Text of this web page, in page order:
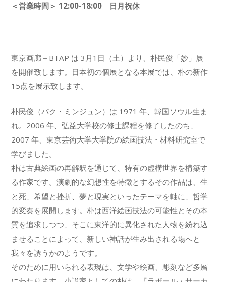
＜営業時間＞ 12:00-18:00 日月祝休
東京画廊＋BTAP は 3月1日（土）より、朴民俊「妙」展
を開催致します。日本初の個展となる本展では、朴の新作
15点を展示致します。
朴民俊（パク・ミンジュン）は 1971 年、韓国ソウル生ま
れ。2006 年、弘益大学校の修士課程を修了したのち、
2007 年、東京芸術大学大学院の絵画技法・材料研究室で
学びました。
朴は古典絵画の再解釈を通じて、特有の虚構世界を構築す
る作家です。演劇的な幻想性を特徴とするその作品は、生
と死、希望と挫折、夢と現実といったテーマを軸に、哲学
的変奏を展開します。朴は西洋絵画技法の可能性とその本
質を追求しつつ、そこに東洋的に異化された人物を紛れ込
ませることによって、新しい神話が生み出される場へと
我々を誘うかのようです。
そのために用いられる表現は、文学や絵画、彫刻など多層